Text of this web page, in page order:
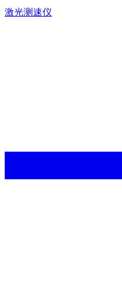
激光测速仪